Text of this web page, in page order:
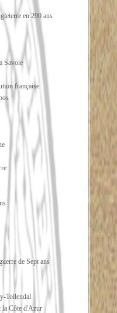
en 290 ans
Savoie
française
de Sept ans
Tollendal
la Côte d'Azur